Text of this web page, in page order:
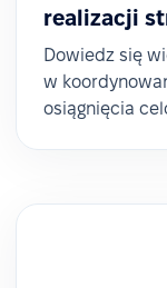
realizacji
Dowiedz się
w
osiągnięcia